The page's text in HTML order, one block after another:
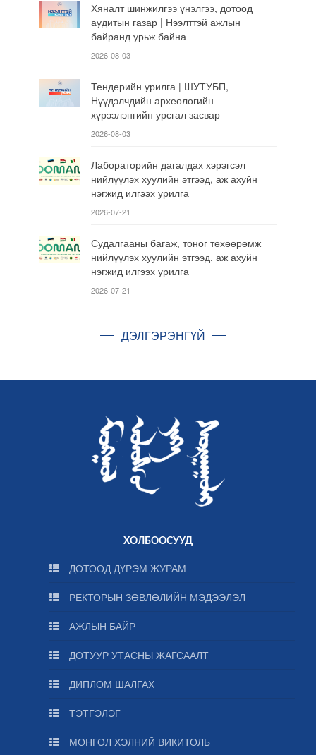
Хяналт шинжилгээ үнэлгээ, дотоод
аудитын газар | Нээлттэй ажлын
байранд урьж байна
2026-08-03
Тендерийн урилга | ШУТУБП,
Нүүдэлчдийн археологийн
хүрээлэнгийн урсгал засвар
2026-08-03
Лабораторийн дагалдах хэрэгсэл
нийлүүлэх хуулийн этгээд, аж ахуйн
нэгжид илгээх урилга
2026-07-21
Судалгааны багаж, тоног төхөөрөмж
нийлүүлэх хуулийн этгээд, аж ахуйн
нэгжид илгээх урилга
2026-07-21
ДЭЛГЭРЭНГҮЙ
ХОЛБООСУУД
ДОТООД ДҮРЭМ ЖУРАМ
РЕКТОРЫН ЗӨВЛӨЛИЙН МЭДЭЭЛЭЛ
АЖЛЫН БАЙР
ДОТУУР УТАСНЫ ЖАГСААЛТ
ДИПЛОМ ШАЛГАХ
ТЭТГЭЛЭГ
МОНГОЛ ХЭЛНИЙ ВИКИТОЛЬ